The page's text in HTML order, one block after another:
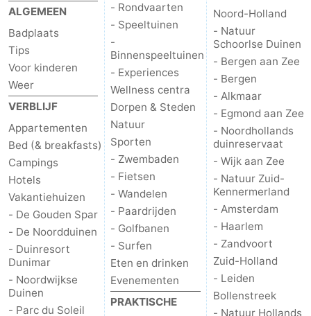
Monumenten
-
Uitkijkpunten
Attracties
Rondvaarten
-
Speeltuinen
-
Binnenspeeltuinen
-
Experiences
Wellness
centra
Dorpen
Natuur
ALGEMEEN
Badplaats
Tips
Voor kinderen
Weer
VERBLIJF
Appartementen
Bed (& breakfasts)
Campings
Hotels
Vakantiehuizen
- De Gouden Spar
- De Noordduinen
- Duinresort
Dunimar
- Noordwijkse
Duinen
- Parc du Soleil
- Rondvaarten
- Speeltuinen
-
Binnenspeeltuinen
- Experiences
Wellness centra
Dorpen & Steden
Natuur
Sporten
- Zwembaden
- Fietsen
- Wandelen
- Paardrijden
- Golfbanen
- Surfen
Eten en drinken
Evenementen
PRAKTISCHE
Noord-Holland
- Natuur
Schoorlse Duinen
- Bergen aan Zee
- Bergen
- Alkmaar
- Egmond aan Zee
- Noordhollands
duinreservaat
- Wijk aan Zee
- Natuur Zuid-
Kennermerland
- Amsterdam
- Haarlem
- Zandvoort
Zuid-Holland
- Leiden
Bollenstreek
- Natuur Hollands